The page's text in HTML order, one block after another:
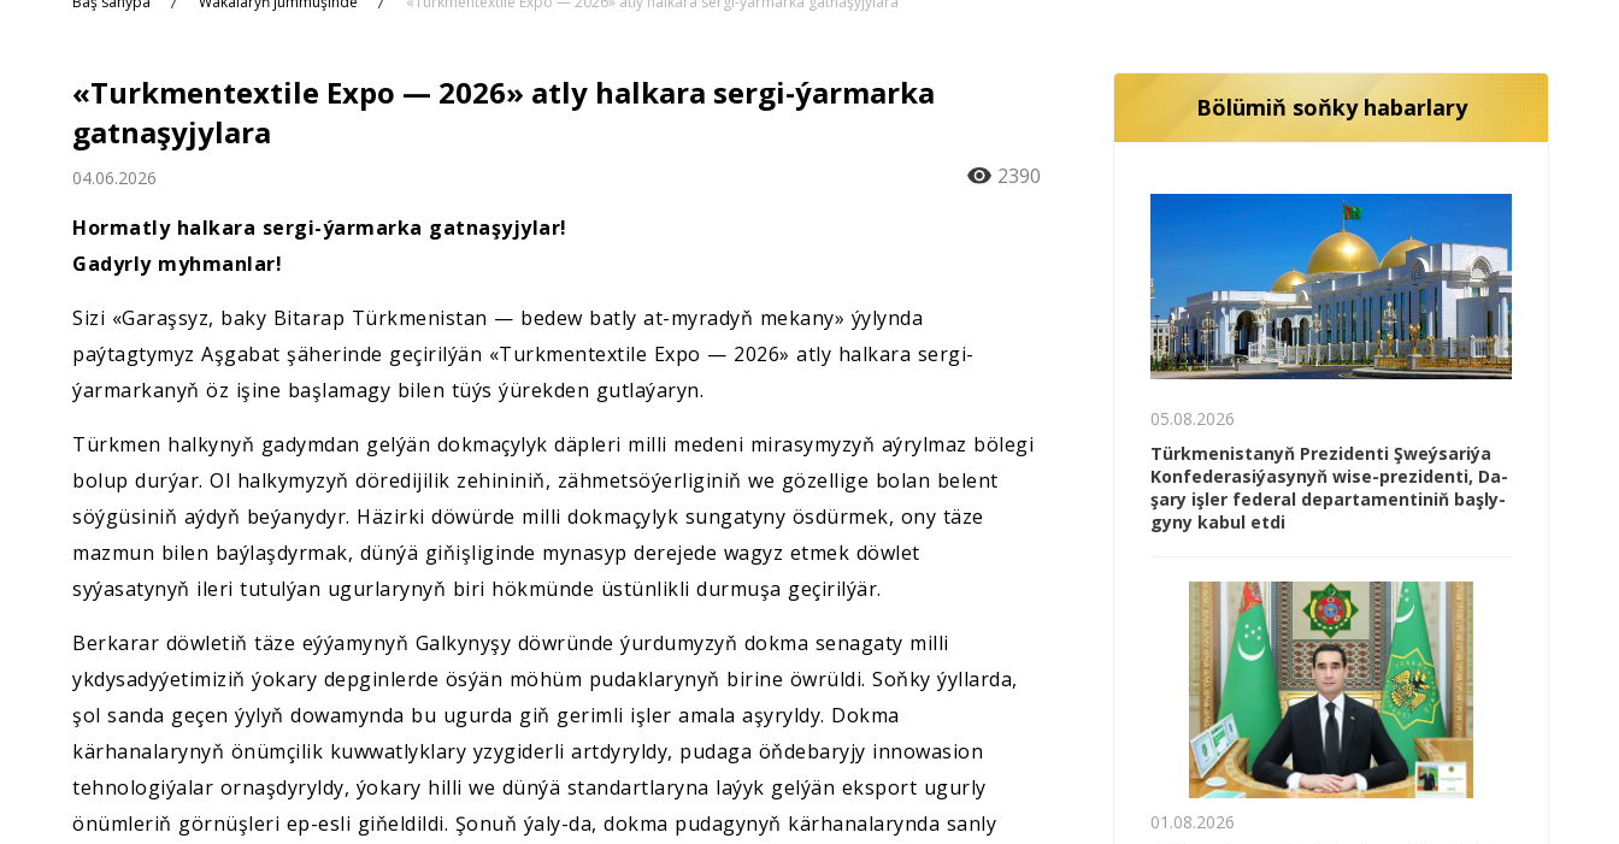
Hyzmatdaşlyk
Jemgyýet
Medeniýet
Ylym
Sport
«Turkmentextile Expo — 2026» atly halkara sergi-ýarmarka
gatnaşyjylara
04.06.2026
2390
Hormatly halkara sergi-ýarmarka gatnaşyjylar!
Gadyrly myhmanlar!
Sizi «Garaşsyz, baky Bitarap Türkmenistan — bedew batly at-myradyň mekany» ýylynda
paýtagtymyz Aşgabat şäherinde geçirilýän «Turkmentextile Expo — 2026» atly halkara sergi-
ýarmarkanyň öz işine başlamagy bilen tüýs ýürekden gutlaýaryn.
Türkmen halkynyň gadymdan gelýän dokmaçylyk däpleri milli medeni mirasymyzyň aýrylmaz bölegi
bolup durýar. Ol halkymyzyň döredijilik zehininiň, zähmetsöýerliginiň we gözellige bolan belent
söýgüsiniň aýdyň beýanydyr. Häzirki döwürde milli dokmaçylyk sungatyny ösdürmek, ony täze
mazmun bilen baýlaşdyrmak, dünýä giňişliginde mynasyp derejede wagyz etmek döwlet
syýasatynyň ileri tutulýan ugurlarynyň biri hökmünde üstünlikli durmuşa geçirilýär.
Berkarar döwletiň täze eýýamynyň Galkynyşy döwründe ýurdumyzyň dokma senagaty milli
ykdysadyýetimiziň ýokary depginlerde ösýän möhüm pudaklarynyň birine öwrüldi. Soňky ýyllarda,
şol sanda geçen ýylyň dowamynda bu ugurda giň gerimli işler amala aşyryldy. Dokma
kärhanalarynyň önümçilik kuwwatlyklary yzygiderli artdyryldy, pudaga öňdebaryjy innowasion
tehnologiýalar ornaşdyryldy, ýokary hilli we dünýä standartlaryna laýyk gelýän eksport ugurly
önümleriň görnüşleri ep-esli giňeldildi. Şonuň ýaly-da, dokma pudagynyň kärhanalarynda sanly
Bölümiň soňky habarlary
05.08.2026
Türk­me­nis­ta­nyň Prezidenti Şweý­sa­ri­ýa
Kon­fe­de­ra­si­ýa­sy­nyň wi­se-prezidenti, Da­
şa­ry iş­ler fe­de­ral de­par­ta­men­ti­niň baş­ly­
gy­ny ka­bul et­di
01.08.2026